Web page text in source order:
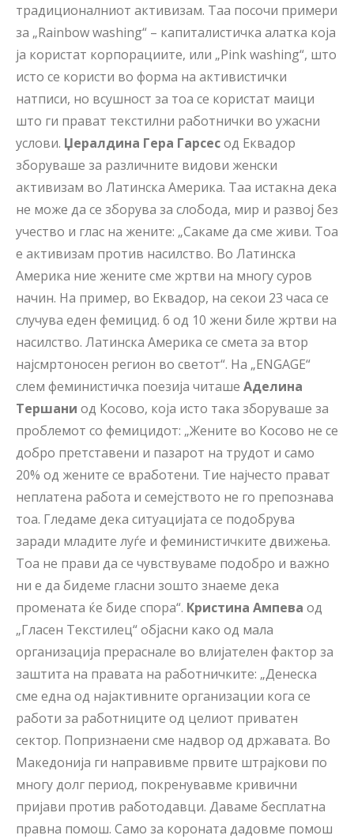
традиционалниот активизам. Таа посочи примери
за „Rainbow washing“ – капиталистичка алатка која
ја користат корпорациите, или „Pink washing“, што
исто се користи во форма на активистички
натписи, но всушност за тоа се користат маици
што ги прават текстилни работнички во ужасни
услови. Џералдина Гера Гарсесод Еквадор
зборуваше за различните видови женски
активизам во Латинска Америка. Таа истакна дека
не може да се зборува за слобода, мир и развој без
учество и глас на жените: „Сакаме да сме живи. Тоа
е активизам против насилство. Во Латинска
Америка ние жените сме жртви на многу суров
начин. На пример, во Еквадор, на секои 23 часа се
случува еден фемицид. 6 од 10 жени биле жртви на
насилство. Латинска Америка се смета за втор
најсмртоносен регион во светот“. На „ENGAGE“
слем феминистичка поезија читаше Аделина
Тершани од Косово, која исто така зборуваше за
проблемот со фемицидот: „Жените во Косово не се
добро претставени и пазарот на трудот и само
20% од жените се вработени. Тие најчесто прават
неплатена работа и семејството не го препознава
тоа. Гледаме дека ситуацијата се подобрува
заради младите луѓе и феминистичките движења.
Тоа не прави да се чувствуваме подобро и важно
ни е да бидеме гласни зошто знаеме дека
промената ќе биде спора“. Кристина Ампева од
„Гласен Текстилец“ објасни како од мала
организација прераснале во влијателен фактор за
заштита на правата на работничките: „Денеска
сме една од најактивните организации кога се
работи за работниците од целиот приватен
сектор. Попризнаени сме надвор од државата. Во
Македонија ги направивме првите штрајкови по
многу долг период, покренувавме кривични
пријави против работодавци. Даваме бесплатна
правна помош. Само за короната дадовме помош